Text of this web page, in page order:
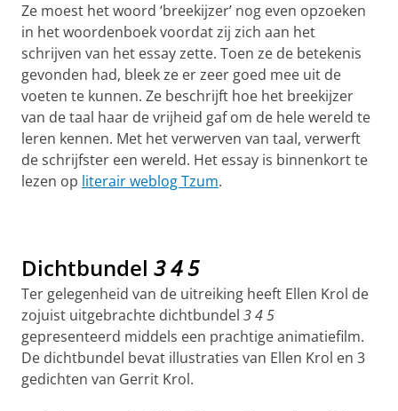
Ze moest het woord ‘breekijzer’ nog even opzoeken
in het woordenboek voordat zij zich aan het
schrijven van het essay zette. Toen ze de betekenis
gevonden had, bleek ze er zeer goed mee uit de
voeten te kunnen. Ze beschrijft hoe het breekijzer
van de taal haar de vrijheid gaf om de hele wereld te
leren kennen. Met het verwerven van taal, verwerft
de schrijfster een wereld. Het essay is binnenkort te
lezen op literair weblog Tzum.
Dichtbundel 3 4 5
Ter gelegenheid van de uitreiking heeft Ellen Krol de
zojuist uitgebrachte dichtbundel 3 4 5
gepresenteerd middels een prachtige animatiefilm.
De dichtbundel bevat illustraties van Ellen Krol en 3
gedichten van Gerrit Krol.